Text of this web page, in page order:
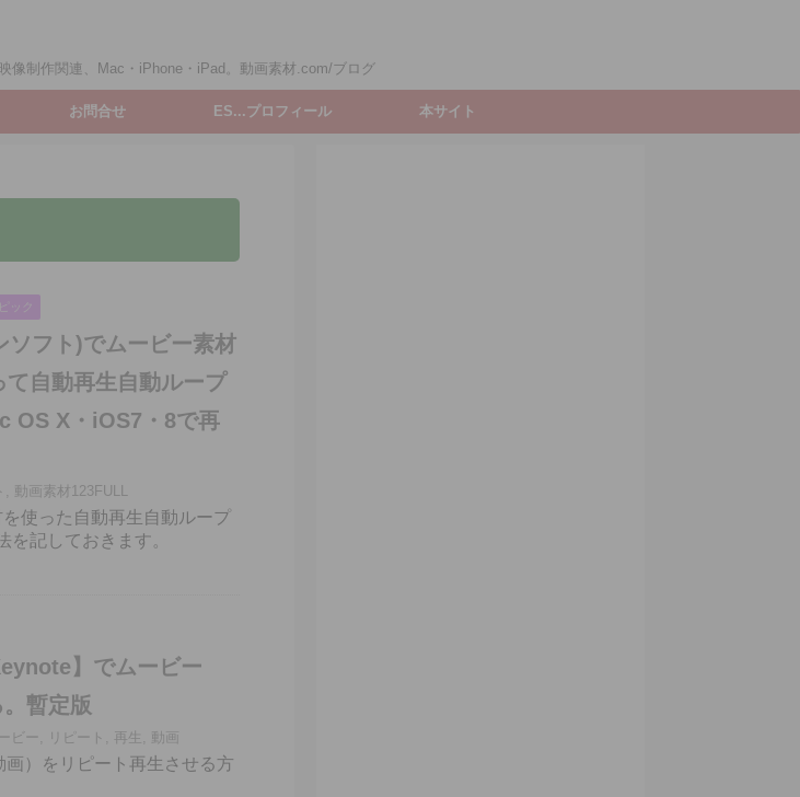
像制作関連、Mac・iPhone・iPad。動画素材.com/ブログ
お問合せ ES...プロフィール 本サイト
ック
フト)でムービー素材
て自動再生自動ループ
OS X・iOS7・8で再
, 動画素材123FULL
使った自動再生自動ループ
記しておきます。
】でムービー
暫定版
ビー , リピート , 再生 , 動画
）をリピート再生させる方